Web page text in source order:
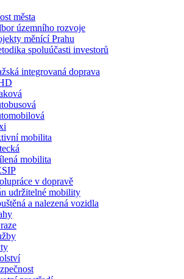
města
územního rozvoje
měnící Prahu
spoluúčasti investorů
integrovaná doprava
mobilita
mobilita
v dopravě
udržitelné mobility
a nalezená vozidla